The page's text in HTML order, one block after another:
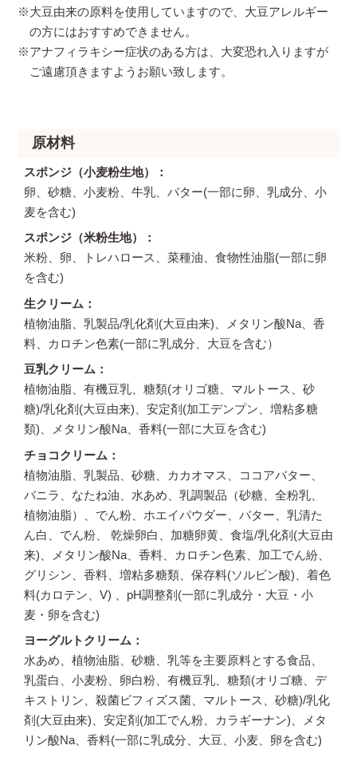
※大豆由来の原料を使用していますので、大豆アレルギー
の方にはおすすめできません。
※アナフィラキシー症状のある方は、大変恐れ入りますが
ご遠慮頂きますようお願い致します。
原材料
スポンジ（小麦粉生地）
卵、砂糖、小麦粉、牛乳、バター(一部に卵、乳成分、小
麦を含む)
スポンジ（米粉生地）
米粉、卵、トレハロース、菜種油、食物性油脂(一部に卵
を含む)
生クリーム
植物油脂、乳製品/乳化剤(大豆由来)、メタリン酸Na、香
料、カロチン色素(一部に乳成分、大豆を含む）
豆乳クリーム
植物油脂、有機豆乳、糖類(オリゴ糖、マルトース、砂
糖)/乳化剤(大豆由来)、安定剤(加工デンプン、増粘多糖
類)、メタリン酸Na、香料(一部に大豆を含む)
チョコクリーム
植物油脂、乳製品、砂糖、カカオマス、ココアバター、
バニラ、なたね油、水あめ、乳調製品（砂糖、全粉乳、
植物油脂）、でん粉、ホエイパウダー、バター、乳清た
ん白、でん粉、 乾燥卵白、加糖卵黄、食塩/乳化剤(大豆由
来)、メタリン酸Na、香料、カロチン色素、加工でん紛、
グリシン、香料、増粘多糖類、保存料(ソルビン酸)、着色
料(カロテン、V) 、pH調整剤(一部に乳成分・大豆・小
麦・卵を含む)
ヨーグルトクリーム
水あめ、植物油脂、砂糖、乳等を主要原料とする食品、
乳蛋白、小麦粉、卵白粉、有機豆乳、糖類(オリゴ糖、デ
キストリン、殺菌ビフィズス菌、マルトース、砂糖)/乳化
剤(大豆由来)、安定剤(加工でん粉、カラギーナン)、メタ
リン酸Na、香料(一部に乳成分、大豆、小麦、卵を含む)